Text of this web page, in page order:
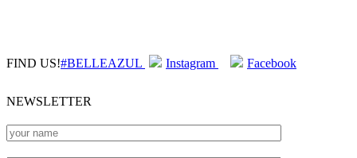
FIND US!#BELLEAZUL Instagram Facebook
NEWSLETTER